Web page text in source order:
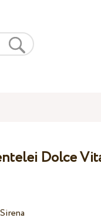
Dolce
Sirena